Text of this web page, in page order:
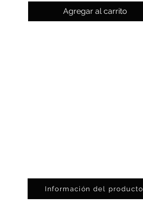
Agregar al carrito
Información del producto